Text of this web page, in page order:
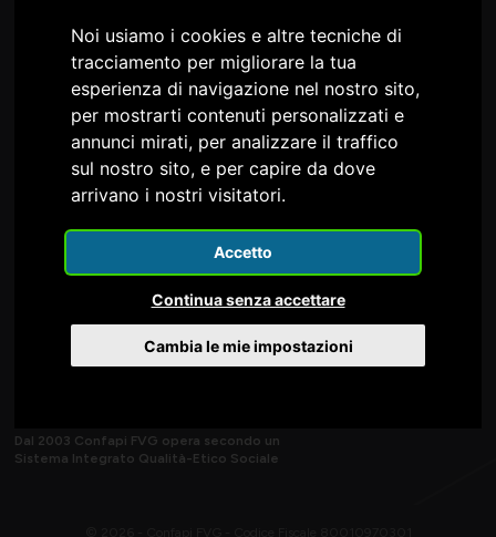
Noi usiamo i cookies e altre tecniche di
tracciamento per migliorare la tua
esperienza di navigazione nel nostro sito,
per mostrarti contenuti personalizzati e
annunci mirati, per analizzare il traffico
sul nostro sito, e per capire da dove
arrivano i nostri visitatori.
Accetto
Continua senza accettare
Cambia le mie impostazioni
Confapi FVG è nel Consiglio e nella Giunta della
Dal 2003 Confapi FVG opera secondo un
Sistema Integrato Qualità-Etico Sociale